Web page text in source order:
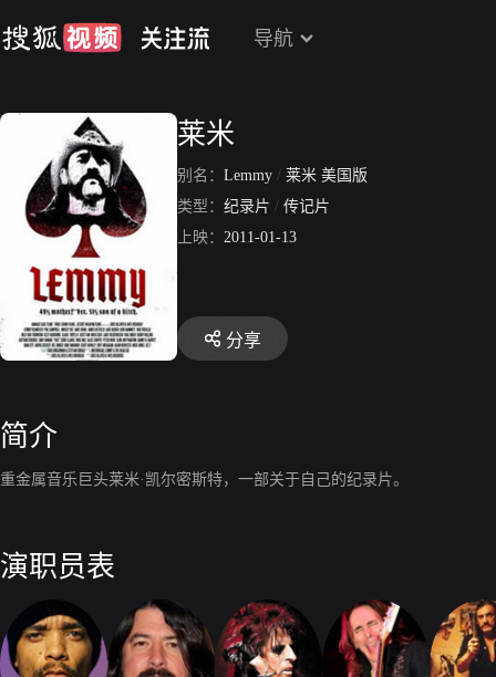
导航
莱米
别名： Lemmy / 莱米 美国版
类型： 纪录片 / 传记片
上映： 2011-01-13
分享
简介
重金属音乐巨头莱米·凯尔密斯特，一部关于自己的纪录片。
演职员表